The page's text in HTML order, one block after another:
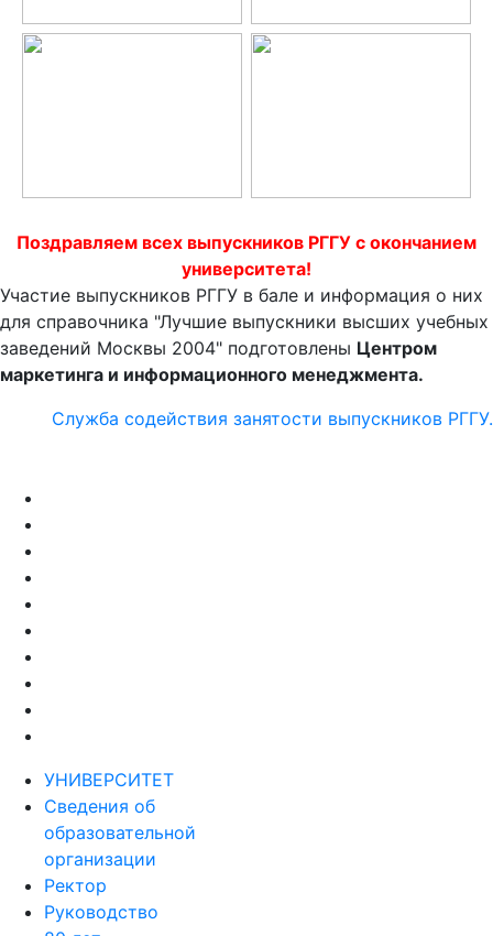
Поздравляем всех выпускников РГГУ с окончанием
университета!
Участие выпускников РГГУ в бале и информация о них
для справочника "Лучшие выпускники высших учебных
заведений Москвы 2004" подготовлены Центром
маркетинга и информационного менеджмента.
Служба содействия занятости выпускников РГГУ.
УНИВЕРСИТЕТ
Сведения об
образовательной
организации
Ректор
Руководство